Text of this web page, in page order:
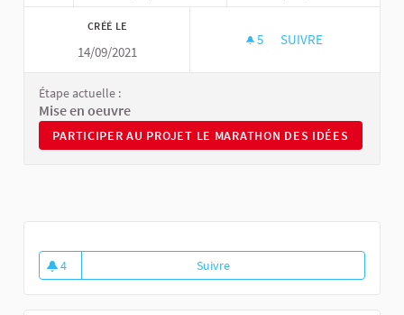
CRÉÉ LE
14/09/2021
5 5 ABONNÉS
SUIVRE
Étape actuelle :
Mise en oeuvre
PARTICIPER AU PROJET LE MARATHON DES IDÉES
PARTICIPER AU PROJET LE MARATHON DES IDÉES
4
4 abonnés
SuivreÉvènement : quand le sport